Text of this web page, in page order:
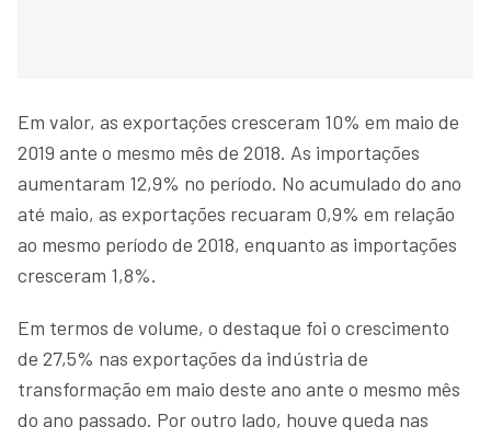
Em valor, as exportações cresceram 10% em maio de
2019 ante o mesmo mês de 2018. As importações
aumentaram 12,9% no período. No acumulado do ano
até maio, as exportações recuaram 0,9% em relação
ao mesmo período de 2018, enquanto as importações
cresceram 1,8%.
Em termos de volume, o destaque foi o crescimento
de 27,5% nas exportações da indústria de
transformação em maio deste ano ante o mesmo mês
do ano passado. Por outro lado, houve queda nas